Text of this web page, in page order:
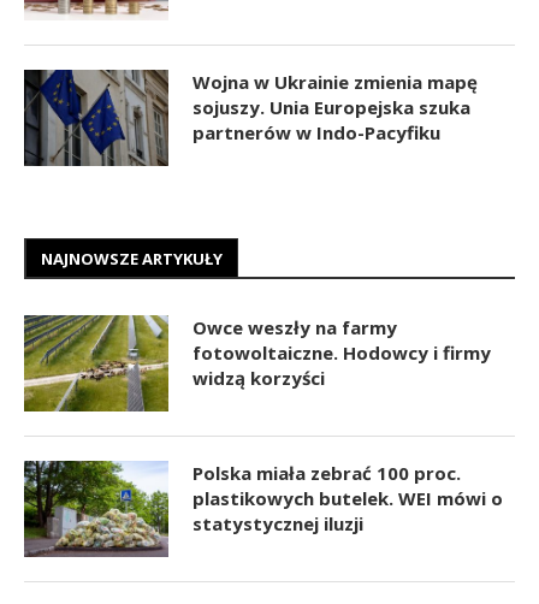
Wojna w Ukrainie zmienia mapę
sojuszy. Unia Europejska szuka
partnerów w Indo-Pacyfiku
NAJNOWSZE ARTYKUŁY
Owce weszły na farmy
fotowoltaiczne. Hodowcy i firmy
widzą korzyści
Polska miała zebrać 100 proc.
plastikowych butelek. WEI mówi o
statystycznej iluzji